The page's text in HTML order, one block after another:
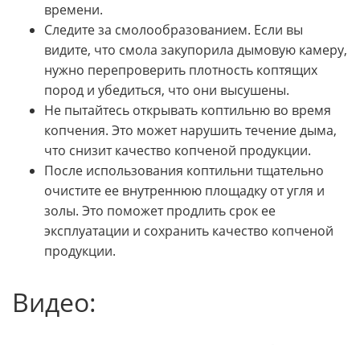
времени.
Следите за смолообразованием. Если вы
видите, что смола закупорила дымовую камеру,
нужно перепроверить плотность коптящих
пород и убедиться, что они высушены.
Не пытайтесь открывать коптильню во время
копчения. Это может нарушить течение дыма,
что снизит качество копченой продукции.
После использования коптильни тщательно
очистите ее внутреннюю площадку от угля и
золы. Это поможет продлить срок ее
эксплуатации и сохранить качество копченой
продукции.
Видео: